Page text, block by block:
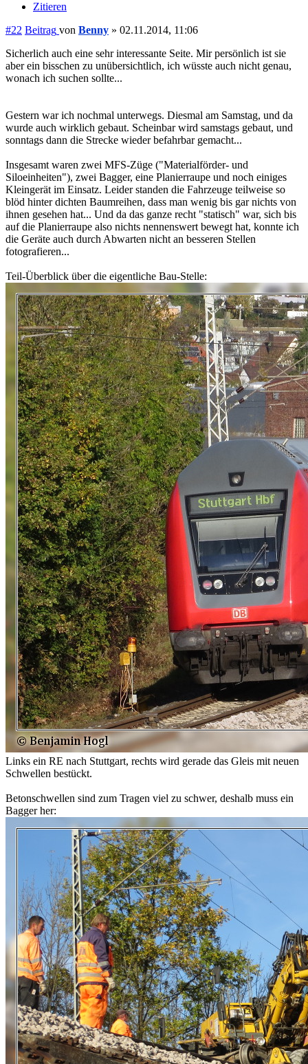
Zitieren
#22 Beitrag von Benny » 02.11.2014, 11:06
Sicherlich auch eine sehr interessante Seite. Mir persönlich ist sie
aber ein bisschen zu unübersichtlich, ich wüsste auch nicht genau,
wonach ich suchen sollte...
Gestern war ich nochmal unterwegs. Diesmal am Samstag, und da
wurde auch wirklich gebaut. Scheinbar wird samstags gebaut, und
sonntags dann die Strecke wieder befahrbar gemacht...
Insgesamt waren zwei MFS-Züge ("Materialförder- und
Siloeinheiten"), zwei Bagger, eine Planierraupe und noch einiges
Kleingerät im Einsatz. Leider standen die Fahrzeuge teilweise so
blöd hinter dichten Baumreihen, dass man wenig bis gar nichts von
ihnen gesehen hat... Und da das ganze recht "statisch" war, sich bis
auf die Planierraupe also nichts nennenswert bewegt hat, konnte ich
die Geräte auch durch Abwarten nicht an besseren Stellen
fotografieren...
Teil-Überblick über die eigentliche Bau-Stelle:
Links ein RE nach Stuttgart, rechts wird gerade das Gleis mit neuen
Schwellen bestückt.
Betonschwellen sind zum Tragen viel zu schwer, deshalb muss ein
Bagger her: